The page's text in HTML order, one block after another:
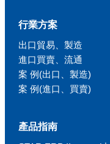
行業方案
出口貿易、製造
進口買賣、流通
案 例(出口、製造)
案 例(進口、買賣)
產品指南